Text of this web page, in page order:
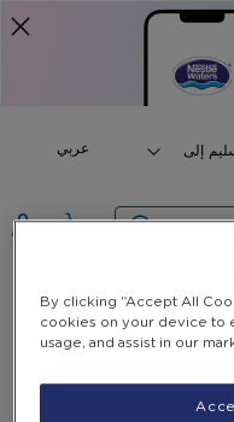
البحث
Language
عربي
خوخ زجاجة 50 سنتيلتر
By clicking “Accept All
cookies on your device to
usage, and assist in our